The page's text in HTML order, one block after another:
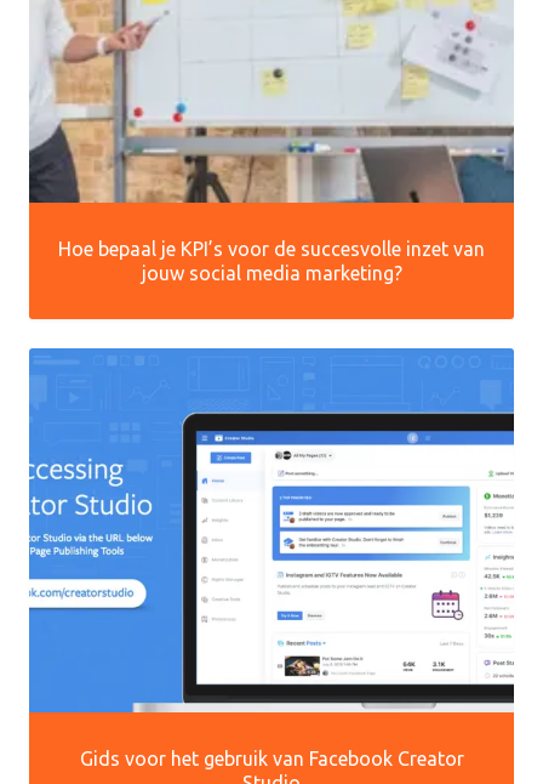
Hoe bepaal je KPI’s voor de succesvolle inzet van
jouw social media marketing?
Gids voor het gebruik van Facebook Creator